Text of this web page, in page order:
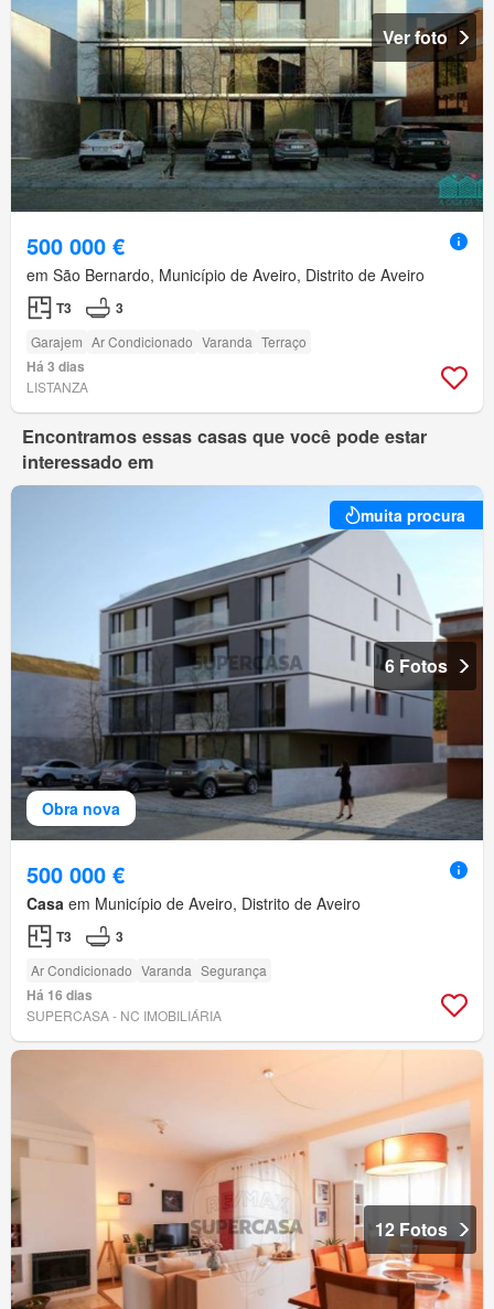
Ver foto
500 000 €
em São Bernardo, Município de Aveiro, Distrito de Aveiro
T3 3
Garajem Ar Condicionado Varanda Terraço
Há 3 dias
LISTANZA
Encontramos essas casas que você pode estar
interessado em
Obra nova
muita procura
6 Fotos
500 000 €
Casa em Município de Aveiro, Distrito de Aveiro
T3 3
Ar Condicionado Varanda Segurança
Há 16 dias
SUPERCASA - NC IMOBILIÁRIA
12 Fotos